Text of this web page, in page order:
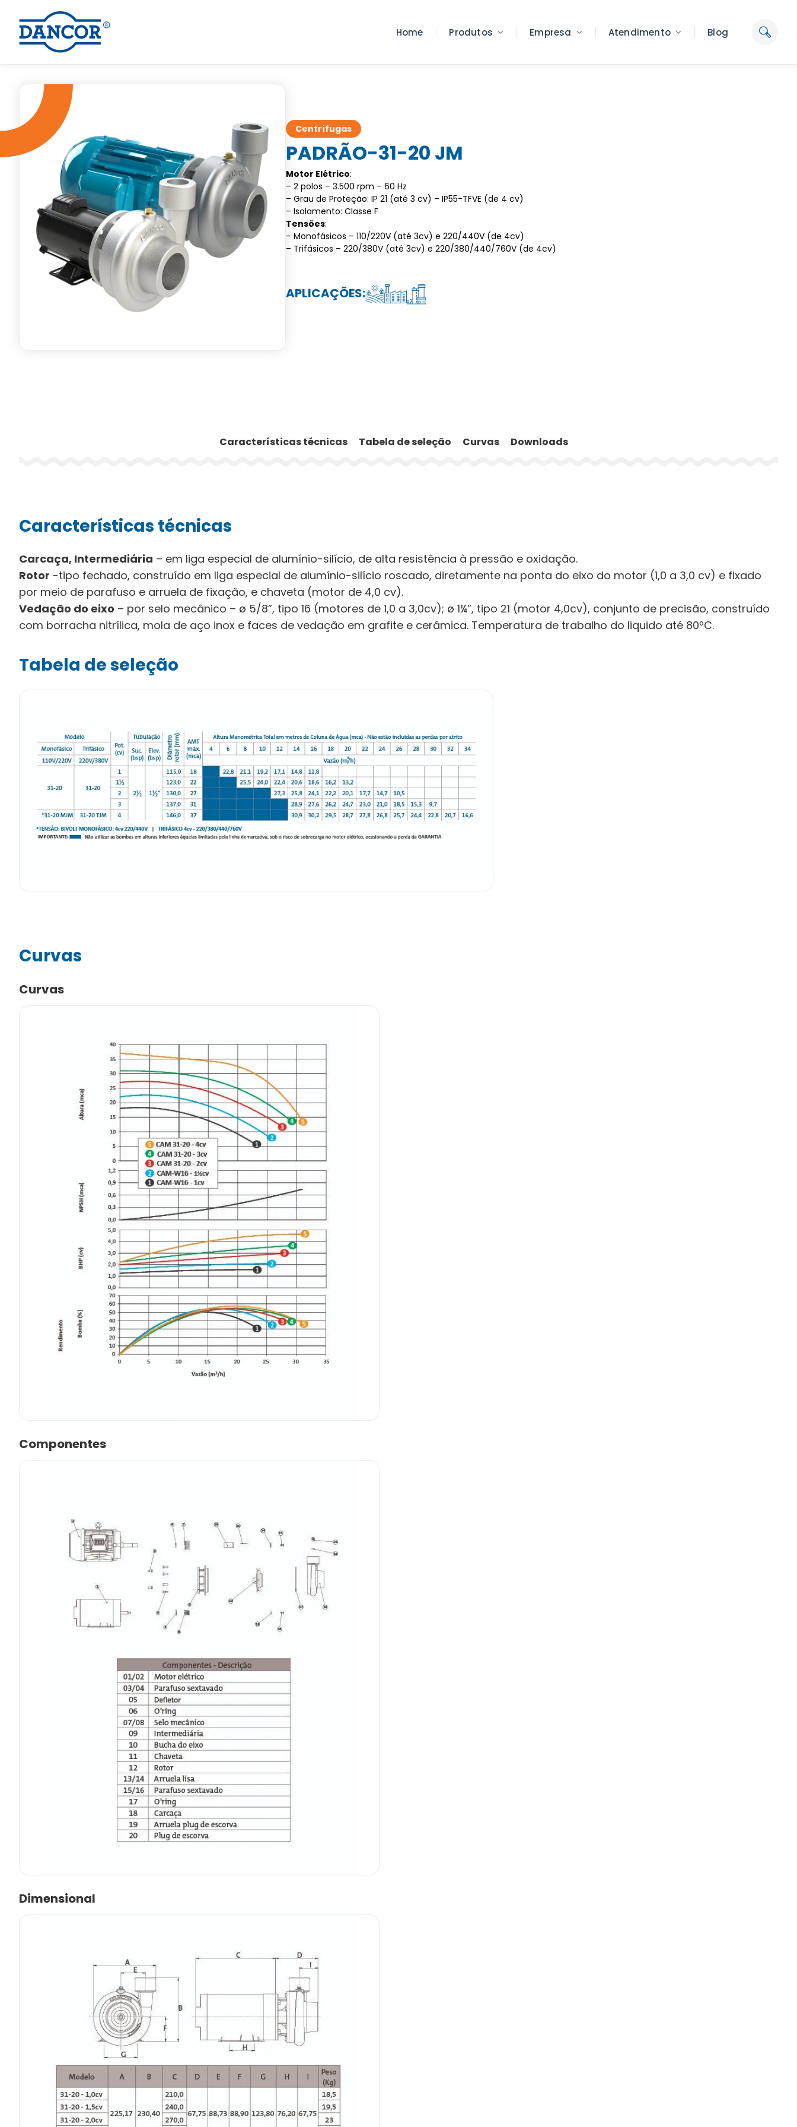
Home Produtos Empresa Atendimento Blog
Centrífugas
PADRÃO-31-20 JM
Motor Elétrico:
– 2 polos – 3.500 rpm – 60 Hz
– Grau de Proteção: IP 21 (até 3 cv) – IP55-TFVE (de 4 cv)
– Isolamento: Classe F
Tensões:
– Monofásicos – 110/220V (até 3cv) e 220/440V (de 4cv)
– Trifásicos – 220/380V (até 3cv) e 220/380/440/760V (de 4cv)
APLICAÇÕES:
Características técnicas Tabela de seleção Curvas Downloads
Características técnicas
Carcaça, Intermediária – em liga especial de alumínio-silício, de alta resistência à pressão e oxidação.
Rotor -tipo fechado, construído em liga especial de alumínio-silício roscado, diretamente na ponta do eixo do motor (1,0 a 3,0 cv) e fixado
por meio de parafuso e arruela de fixação, e chaveta (motor de 4,0 cv).
Vedação do eixo – por selo mecânico – ø 5/8”, tipo 16 (motores de 1,0 a 3,0cv); ø 1¼”, tipo 21 (motor 4,0cv), conjunto de precisão, construído
com borracha nitrílica, mola de aço inox e faces de vedação em grafite e cerâmica. Temperatura de trabalho do liquido até 80ºC.
Tabela de seleção
Curvas
Curvas
Componentes
Dimensional